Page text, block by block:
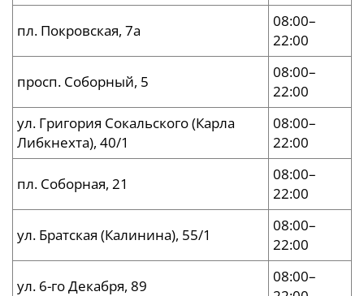
пл. Покровская, 7а
08:00–
22:00
просп. Соборный, 5
08:00–
22:00
ул. Григория Сокальского (Карла
Либкнехта), 40/1
08:00–
22:00
пл. Соборная, 21
08:00–
22:00
ул. Братская (Калинина), 55/1
08:00–
22:00
ул. 6-го Декабря, 89
08:00–